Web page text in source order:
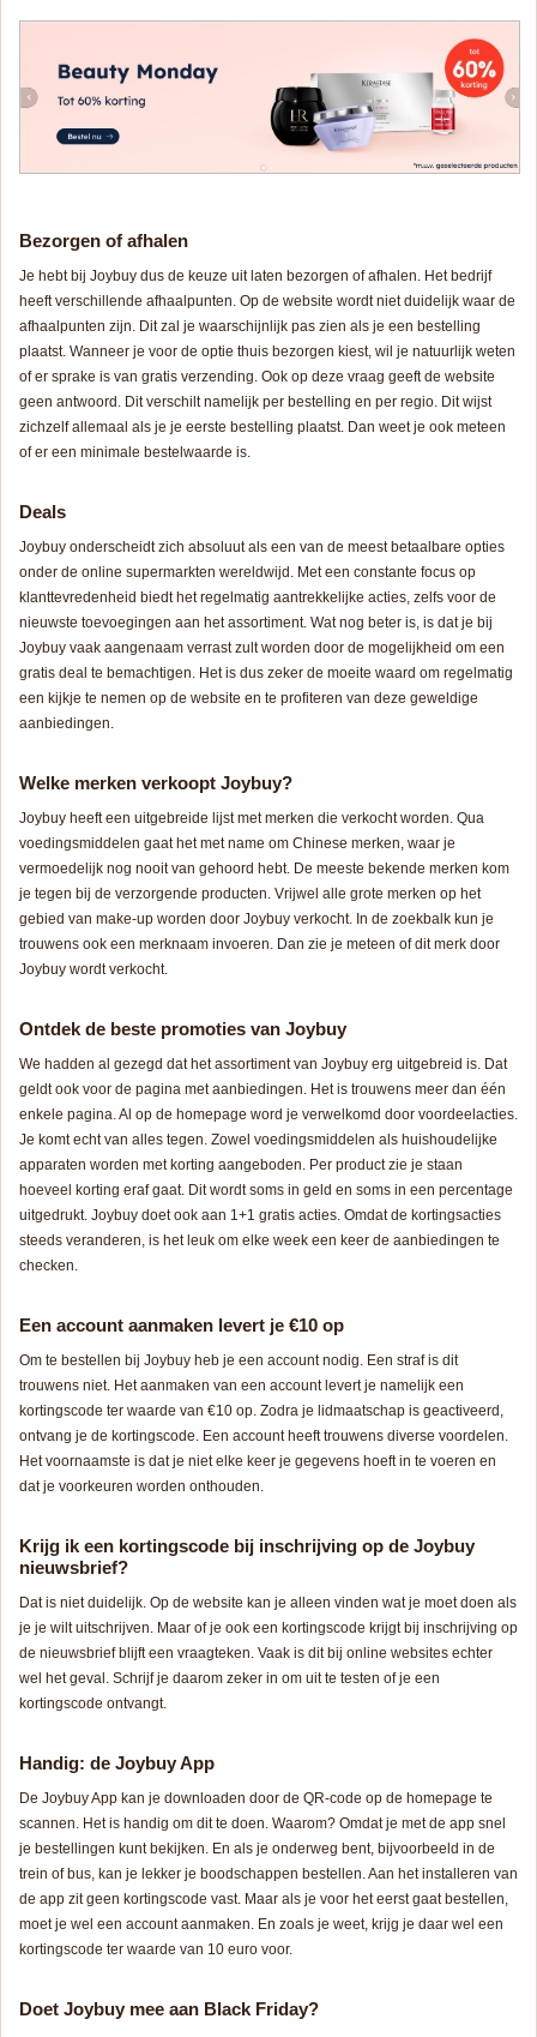
Bezorgen of afhalen
Je hebt bij Joybuy dus de keuze uit laten bezorgen of afhalen. Het bedrijf
heeft verschillende afhaalpunten. Op de website wordt niet duidelijk waar de
afhaalpunten zijn. Dit zal je waarschijnlijk pas zien als je een bestelling
plaatst. Wanneer je voor de optie thuis bezorgen kiest, wil je natuurlijk weten
of er sprake is van gratis verzending. Ook op deze vraag geeft de website
geen antwoord. Dit verschilt namelijk per bestelling en per regio. Dit wijst
zichzelf allemaal als je je eerste bestelling plaatst. Dan weet je ook meteen
of er een minimale bestelwaarde is.
Deals
Joybuy onderscheidt zich absoluut als een van de meest betaalbare opties
onder de online supermarkten wereldwijd. Met een constante focus op
klanttevredenheid biedt het regelmatig aantrekkelijke acties, zelfs voor de
nieuwste toevoegingen aan het assortiment. Wat nog beter is, is dat je bij
Joybuy vaak aangenaam verrast zult worden door de mogelijkheid om een
gratis deal te bemachtigen. Het is dus zeker de moeite waard om regelmatig
een kijkje te nemen op de website en te profiteren van deze geweldige
aanbiedingen.
Welke merken verkoopt Joybuy?
Joybuy heeft een uitgebreide lijst met merken die verkocht worden. Qua
voedingsmiddelen gaat het met name om Chinese merken, waar je
vermoedelijk nog nooit van gehoord hebt. De meeste bekende merken kom
je tegen bij de verzorgende producten. Vrijwel alle grote merken op het
gebied van make-up worden door Joybuy verkocht. In de zoekbalk kun je
trouwens ook een merknaam invoeren. Dan zie je meteen of dit merk door
Joybuy wordt verkocht.
Ontdek de beste promoties van Joybuy
We hadden al gezegd dat het assortiment van Joybuy erg uitgebreid is. Dat
geldt ook voor de pagina met aanbiedingen. Het is trouwens meer dan één
enkele pagina. Al op de homepage word je verwelkomd door voordeelacties.
Je komt echt van alles tegen. Zowel voedingsmiddelen als huishoudelijke
apparaten worden met korting aangeboden. Per product zie je staan
hoeveel korting eraf gaat. Dit wordt soms in geld en soms in een percentage
uitgedrukt. Joybuy doet ook aan 1+1 gratis acties. Omdat de kortingsacties
steeds veranderen, is het leuk om elke week een keer de aanbiedingen te
checken.
Een account aanmaken levert je €10 op
Om te bestellen bij Joybuy heb je een account nodig. Een straf is dit
trouwens niet. Het aanmaken van een account levert je namelijk een
kortingscode ter waarde van €10 op. Zodra je lidmaatschap is geactiveerd,
ontvang je de kortingscode. Een account heeft trouwens diverse voordelen.
Het voornaamste is dat je niet elke keer je gegevens hoeft in te voeren en
dat je voorkeuren worden onthouden.
Krijg ik een kortingscode bij inschrijving op de Joybuy
nieuwsbrief?
Dat is niet duidelijk. Op de website kan je alleen vinden wat je moet doen als
je je wilt uitschrijven. Maar of je ook een kortingscode krijgt bij inschrijving op
de nieuwsbrief blijft een vraagteken. Vaak is dit bij online websites echter
wel het geval. Schrijf je daarom zeker in om uit te testen of je een
kortingscode ontvangt.
Handig: de Joybuy App
De Joybuy App kan je downloaden door de QR-code op de homepage te
scannen. Het is handig om dit te doen. Waarom? Omdat je met de app snel
je bestellingen kunt bekijken. En als je onderweg bent, bijvoorbeeld in de
trein of bus, kan je lekker je boodschappen bestellen. Aan het installeren van
de app zit geen kortingscode vast. Maar als je voor het eerst gaat bestellen,
moet je wel een account aanmaken. En zoals je weet, krijg je daar wel een
kortingscode ter waarde van 10 euro voor.
Doet Joybuy mee aan Black Friday?